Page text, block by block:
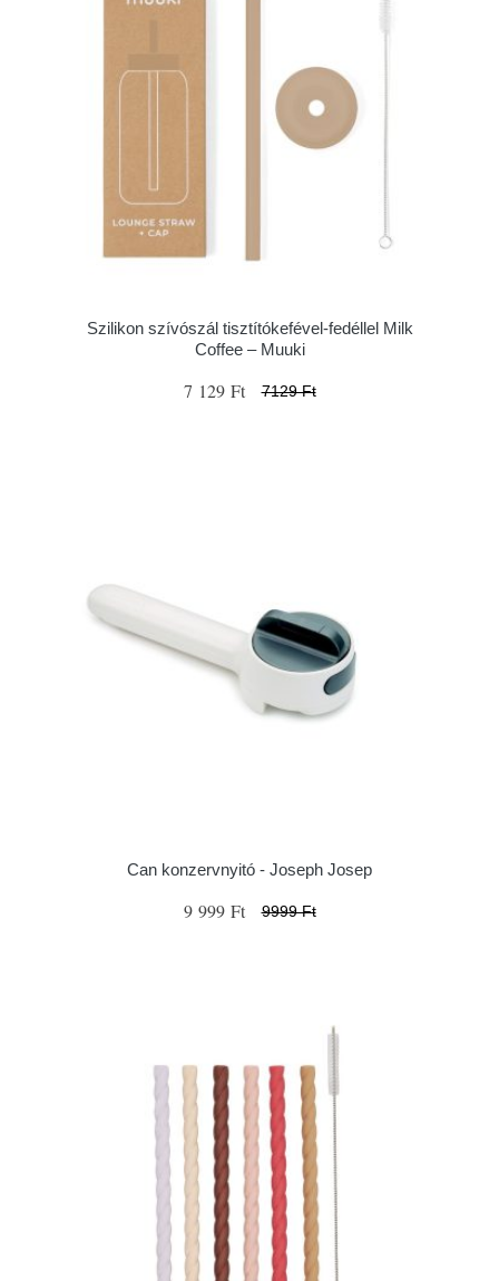
Szilikon szívószál tisztítókefével-fedéllel Milk
Coffee – Muuki
7 129 Ft 7129 Ft
Can konzervnyitó - Joseph Josep
9 999 Ft 9999 Ft